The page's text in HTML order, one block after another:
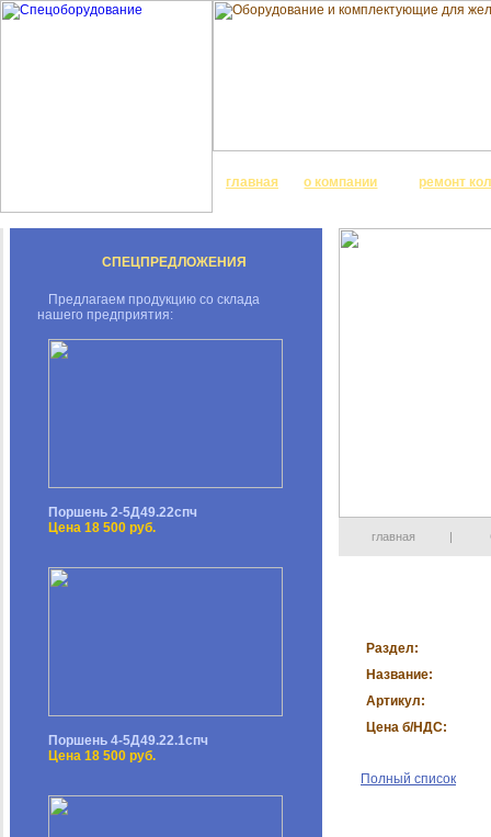
главная о компании ремонт
СПЕЦПРЕДЛОЖЕНИЯ
Предлагаем продукцию со склада
нашего предприятия:
Поршень 2-5Д49.22спч
Цена 18 500 руб.
Поршень 4-5Д49.22.1спч
Цена 18 500 руб.
главная |
Раздел:
Название:
Артикул:
Цена б/НДС:
Полный список